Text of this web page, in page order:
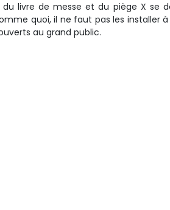
livre de messe et du piège X se
quoi, il ne faut pas les installer
au grand public.